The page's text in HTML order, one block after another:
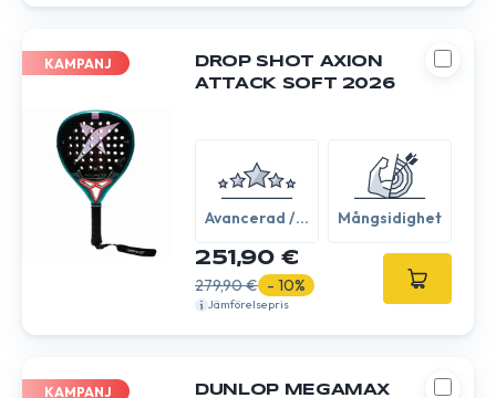
KAMPANJ
DROP SHOT AXION
ATTACK SOFT 2026
Avancerad /
Mångsidighet
251,90 €
279,90 € - 10%
Jämförelsepris
KAMPANJ
DUNLOP MEGAMAX